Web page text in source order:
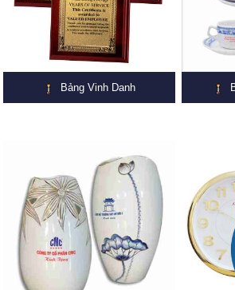
Bảng Vinh Danh